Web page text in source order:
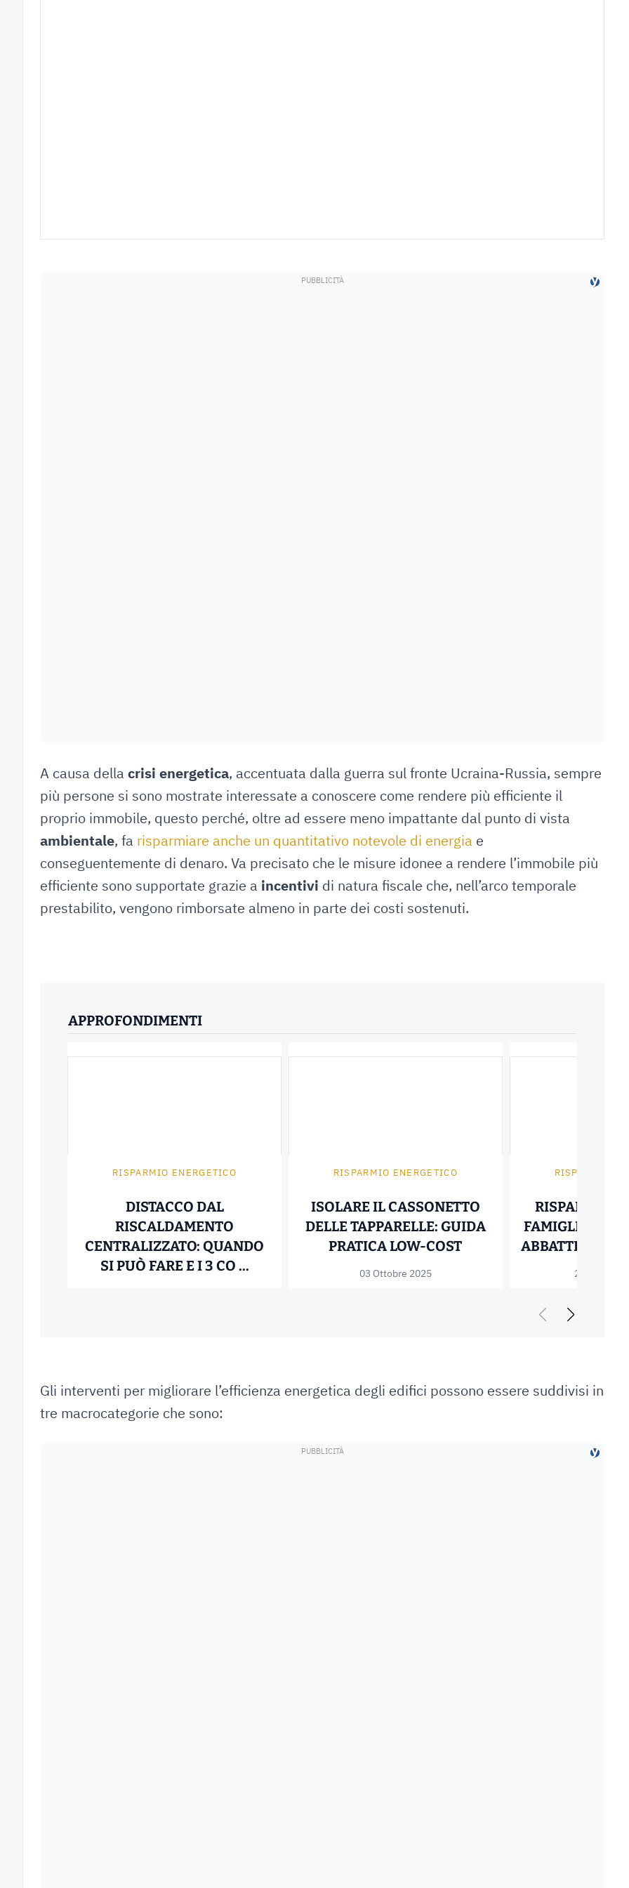
A causa della crisi energetica, accentuata dalla guerra sul fronte Ucraina-Russia, sempre
più persone si sono mostrate interessate a conoscere come rendere più efficiente il
proprio immobile, questo perché, oltre ad essere meno impattante dal punto di vista
ambientale, fa risparmiare anche un quantitativo notevole di energia e
conseguentemente di denaro. Va precisato che le misure idonee a rendere l’immobile più
efficiente sono supportate grazie a incentivi di natura fiscale che, nell’arco temporale
prestabilito, vengono rimborsate almeno in parte dei costi sostenuti.
APPROFONDIMENTI
RISPARMIO ENERGETICO
DISTACCO DAL
RISCALDAMENTO
CENTRALIZZATO: QUANDO
SI PUÒ FARE E I 3 CO ...DISTACCO DAL RISCALDAMENTO CENTRALIZZATO:
RISPARMIO ENERGETICO
ISOLARE IL CASSONETTO
DELLE TAPPARELLE: GUIDA
PRATICA LOW-COSTISOLARE IL
03 Ottobre 2025
RISPARMIO
RISPARMIARE
FAMIGLIA: 5
ABBATTERE LA
27
Gli interventi per migliorare l’efficienza energetica degli edifici possono essere suddivisi in
tre macrocategorie che sono: